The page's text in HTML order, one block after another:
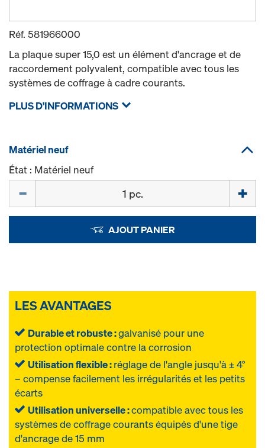
Réf. 581966000
La plaque super 15,0 est un élément d'ancrage et de
raccordement polyvalent, compatible avec tous les
systèmes de coffrage à cadre courants.
PLUS D'INFORMATIONS
Matériel neuf
État : Matériel neuf
AJOUT PANIER
LES AVANTAGES
Durable et robuste :galvanisé pour une
protection optimale contre la corrosion
Utilisation flexible :réglage de l'angle jusqu'à ± 4°
– compense facilement les irrégularités et les petits
écarts
Utilisation universelle :compatible avec tous les
systèmes de coffrage courants équipés d'une tige
d'ancrage de 15 mm